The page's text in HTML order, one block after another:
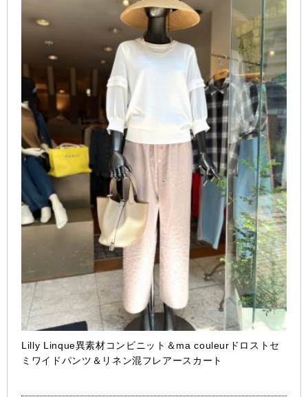
Lilly Linque異素材コンビニット＆ma couleurドロストセ
ミワイドパンツ＆リネン混フレアースカート